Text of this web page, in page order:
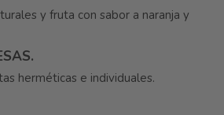
y fruta con sabor a naranja y
herméticas e individuales.